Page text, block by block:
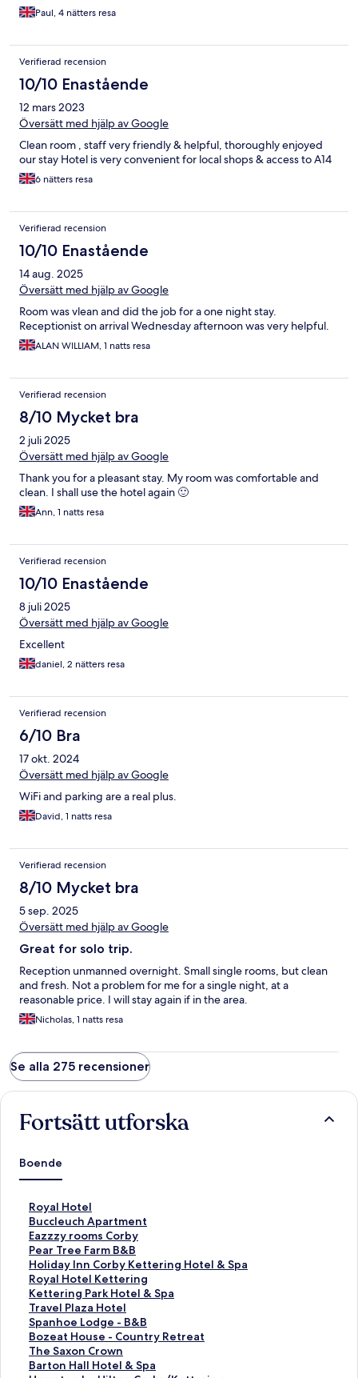
Paul, 4 nätters resa
Verifierad recension
10/10 Enastående
12 mars 2023
Översätt med hjälp av Google
Clean room , staff very friendly & helpful, thoroughly enjoyed
our stay Hotel is very convenient for local shops & access to A14
6 nätters resa
Verifierad recension
10/10 Enastående
14 aug. 2025
Översätt med hjälp av Google
Room was vlean and did the job for a one night stay.
Receptionist on arrival Wednesday afternoon was very helpful.
ALAN WILLIAM, 1 natts resa
Verifierad recension
8/10 Mycket bra
2 juli 2025
Översätt med hjälp av Google
Thank you for a pleasant stay. My room was comfortable and
clean. I shall use the hotel again 🙂
Ann, 1 natts resa
Verifierad recension
10/10 Enastående
8 juli 2025
Översätt med hjälp av Google
Excellent
daniel, 2 nätters resa
Verifierad recension
6/10 Bra
17 okt. 2024
Översätt med hjälp av Google
WiFi and parking are a real plus.
David, 1 natts resa
Verifierad recension
8/10 Mycket bra
5 sep. 2025
Översätt med hjälp av Google
Great for solo trip.
Reception unmanned overnight. Small single rooms, but clean
and fresh. Not a problem for me for a single night, at a
reasonable price. I will stay again if in the area.
Nicholas, 1 natts resa
Se alla 275 recensioner
Fortsätt utforska
Boende
Royal Hotel
L
ä
n
k
t
i
l
l
s
i
d
a
Buccleuch Apartment
L
ä
n
k
t
i
l
l
s
i
d
Eazzzy rooms Corby
L
ä
n
k
t
i
l
l
s
i
Pear Tree Farm B&B
L
ä
n
k
t
i
l
l
s
Holiday Inn Corby Kettering Hotel & Spa
L
ä
n
k
t
i
l
l
Royal Hotel Kettering
L
ä
n
k
t
i
l
Kettering Park Hotel & Spa
L
ä
n
k
t
i
Travel Plaza Hotel
L
ä
n
k
t
Spanhoe Lodge - B&B
L
ä
n
k
Bozeat House - Country Retreat
L
ä
n
The Saxon Crown
L
ä
Barton Hall Hotel & Spa
L